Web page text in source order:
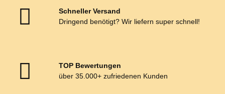
Schneller Versand
Dringend benötigt? Wir liefern super schnell!
TOP Bewertungen
über 35.000+ zufriedenen Kunden